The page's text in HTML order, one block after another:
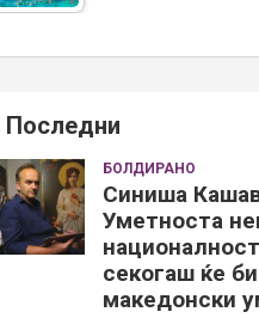
Последни
БОЛДИРАНО
Синиша
Уметноста
секогаш ќе
македонски